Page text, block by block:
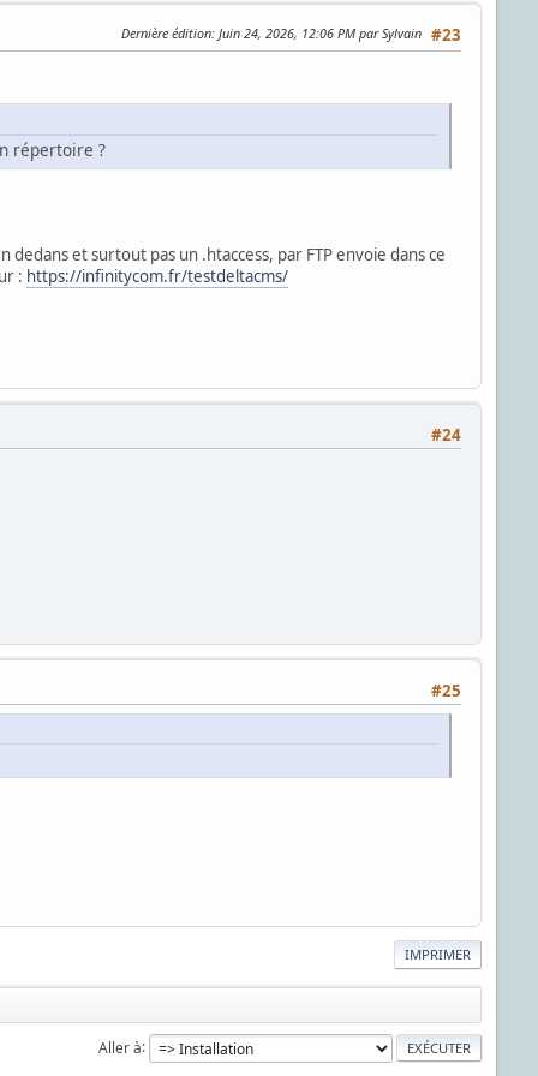
#23
Dernière édition: Juin 24, 2026, 12:06 PM par Sylvain
répertoire ?
et surtout pas un .htaccess, par FTP envoie dans ce
: https://infinitycom.fr/testdeltacms/
#24
#25
IMPRIMER
Aller à